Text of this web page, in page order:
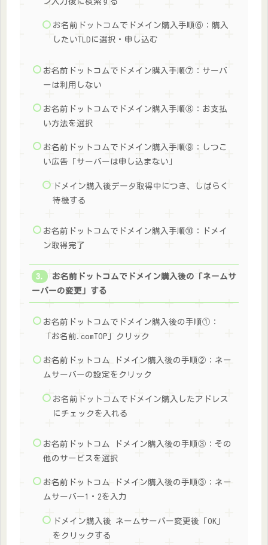
お名前ドットコムでドメイン購入手順⑥：購入
したいTLDに選択・申し込む
お名前ドットコムでドメイン購入手順⑦：サーバ
ーは利用しない
お名前ドットコムでドメイン購入手順⑧：お支払
い方法を選択
お名前ドットコムでドメイン購入手順⑨：しつこ
い広告「サーバーは申し込まない」
ドメイン購入後データ取得中につき、しばらく
待機する
お名前ドットコムでドメイン購入手順⑩：ドメイ
ン取得完了
お名前ドットコムでドメイン購入後の「ネームサ
ーバーの変更」する
お名前ドットコムでドメイン購入後の手順①：
「お名前.comTOP」クリック
お名前ドットコム ドメイン購入後の手順②：ネー
ムサーバーの設定をクリック
お名前ドットコムでドメイン購入したアドレス
にチェックを入れる
お名前ドットコム ドメイン購入後の手順③：その
他のサービスを選択
お名前ドットコム ドメイン購入後の手順③：ネー
ムサーバー1・2を入力
ドメイン購入後 ネームサーバー変更後「OK」
をクリックする